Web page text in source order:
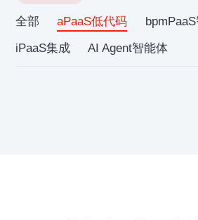
全部 aPaaS低代码
iPaaS集成
AI Agent智能体